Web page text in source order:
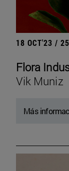
18 OCT'23 /
Flora
Vik Muniz
Más